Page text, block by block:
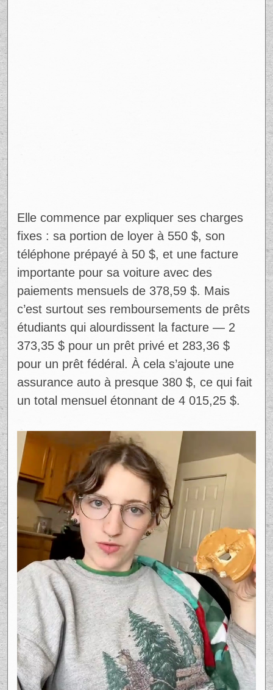
Elle commence par expliquer ses charges
fixes : sa portion de loyer à 550 $, son
téléphone prépayé à 50 $, et une facture
importante pour sa voiture avec des
paiements mensuels de 378,59 $. Mais
c’est surtout ses remboursements de prêts
étudiants qui alourdissent la facture — 2
373,35 $ pour un prêt privé et 283,36 $
pour un prêt fédéral. À cela s’ajoute une
assurance auto à presque 380 $, ce qui fait
un total mensuel étonnant de 4 015,25 $.​